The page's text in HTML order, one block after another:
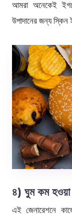
আমরা অনেকেই
উপাদানের জন্য স্কিন
৪) ঘুম কম হওয়া
এই জেনারেশনে